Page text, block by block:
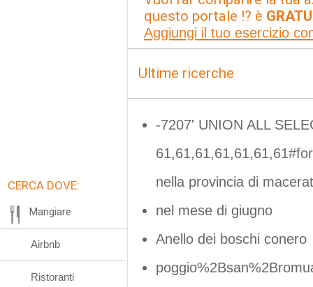
questo portale !? è
Aggiungi il tuo esercizio
Ultime ricerche
-7207' UNION ALL
nella provincia di
nel mese di giugno
Anello dei boschi conero
CERCA DOVE:
Mangiare
Airbnb
Ristoranti